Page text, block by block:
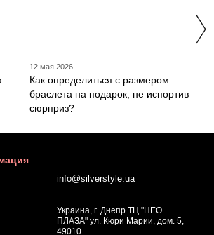
12 мая 2026
Как определиться с размером
браслета на подарок, не испортив
сюрприз?
info@silverstyle.ua
Украина, г. Днепр ТЦ "НЕО
ПЛАЗА" ул. Кюри Марии, дом. 5,
49010